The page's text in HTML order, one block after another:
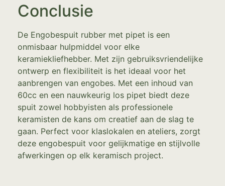
Conclusie
De Engobespuit rubber met pipet is een
onmisbaar hulpmiddel voor elke
keramiekliefhebber. Met zijn gebruiksvriendelijke
ontwerp en flexibiliteit is het ideaal voor het
aanbrengen van engobes. Met een inhoud van
60cc en een nauwkeurig los pipet biedt deze
spuit zowel hobbyisten als professionele
keramisten de kans om creatief aan de slag te
gaan. Perfect voor klaslokalen en ateliers, zorgt
deze engobespuit voor gelijkmatige en stijlvolle
afwerkingen op elk keramisch project.